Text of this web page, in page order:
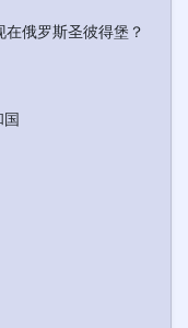
俄罗斯圣彼得堡？